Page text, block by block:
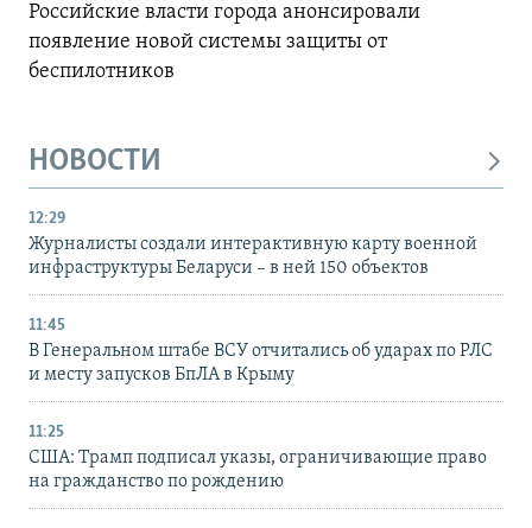
Российские власти города анонсировали
появление новой системы защиты от
беспилотников
НОВОСТИ
12:29
Журналисты создали интерактивную карту военной
инфраструктуры Беларуси – в ней 150 объектов
11:45
В Генеральном штабе ВСУ отчитались об ударах по РЛС
и месту запусков БпЛА в Крыму
11:25
США: Трамп подписал указы, ограничивающие право
на гражданство по рождению